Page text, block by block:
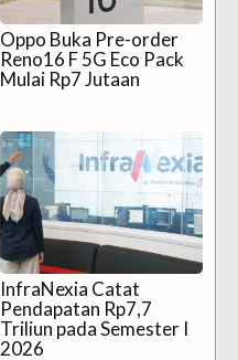
Oppo Buka Pre-order
Reno16 F 5G Eco Pack
Mulai Rp7 Jutaan
InfraNexia Catat
Pendapatan Rp7,7
Triliun pada Semester I
2026